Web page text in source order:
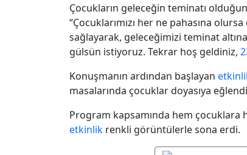
Çocukların geleceğin teminatı
“Çocuklarımızı her ne pahasına
sağlayarak, geleceğimizi teminat
gülsün istiyoruz. Tekrar hoş geldiniz,
Konuşmanın ardından başlayan
masalarında çocuklar doyasıya
Program kapsamında hem çocuklara
etkinlik renkli görüntülerle sona erdi.